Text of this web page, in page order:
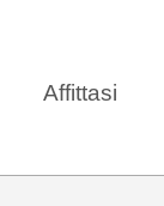
Affittasi